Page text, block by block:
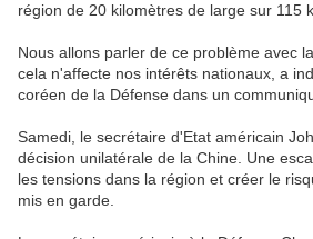
région de 20 kilomètres de large sur 115
Nous allons parler de ce problème avec
cela n'affecte nos intérêts nationaux, a
coréen de la Défense dans un
Samedi, le secrétaire d'Etat américain
décision unilatérale de la Chine. Une
les tensions dans la région et créer le
mis en garde.